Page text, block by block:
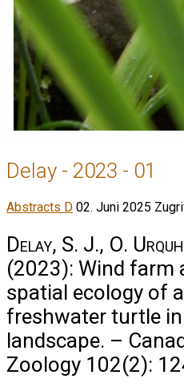
Delay - 2023 - 01
Abstracts D 02. Juni 2025
Delay, S. J., O.
(2023): Wind farm
spatial ecology of
freshwater turtle
landscape. –
Zoology 102(2):